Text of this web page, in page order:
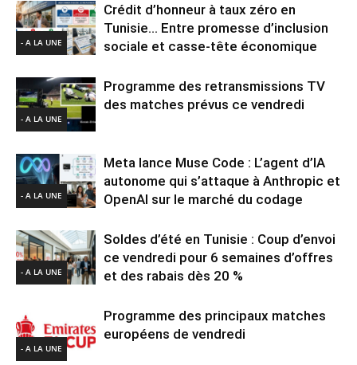
- A LA UNE
Crédit d’honneur à taux zéro en
Tunisie… Entre promesse d’inclusion
sociale et casse-tête économique
- A LA UNE
Programme des retransmissions TV
des matches prévus ce vendredi
- A LA UNE
Meta lance Muse Code : L’agent d’IA
autonome qui s’attaque à Anthropic et
OpenAI sur le marché du codage
- A LA UNE
Soldes d’été en Tunisie : Coup d’envoi
ce vendredi pour 6 semaines d’offres
et des rabais dès 20 %
- A LA UNE
Programme des principaux matches
européens de vendredi